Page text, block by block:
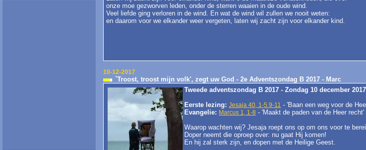
onze moe gezworven leden, onder de sterren waaien in de oude wind.
Veel liefde ging verloren in de wind. En wat de wind wil zullen we nooit weten:
en daarom voor we elkander weer vergeten, laten wij zacht zijn voor elkander kind.
10-12-2017
`Troost, troost mijn volk', zegt uw God - 2e Adventszondag B 2017 - Marc
Tweede adventszondag B 2017 - Zondag 10 december 2017
Eerste lezing: Jesaja 40, 1-5.9-11 - 'Baan een weg voor de
Evangelie: Marcus 1, 1-8 - 'Maakt de paden van de Heer recht'
Waarop wachten wij? Jesaja roept ons op om ons voor te
Doper neemt die oproep over: nu gaat Hij komen!
En hij zal sterk zijn, en dopen met de Heilige Geest.